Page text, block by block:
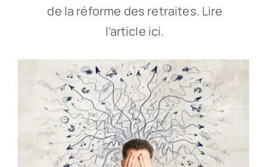
de la réforme des retraites. Lire
l'article ici.